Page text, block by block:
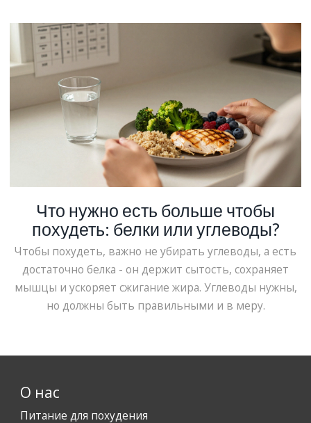
Что нужно есть больше чтобы
похудеть: белки или углеводы?
Чтобы похудеть, важно не убирать углеводы, а есть
достаточно белка - он держит сытость, сохраняет
мышцы и ускоряет сжигание жира. Углеводы нужны,
но должны быть правильными и в меру.
О нас
Питание для похудения